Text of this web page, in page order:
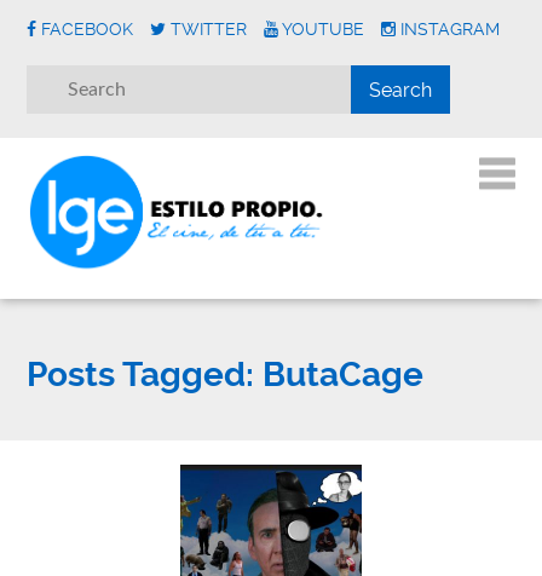
FACEBOOK TWITTER YOUTUBE INSTAGRAM
Posts Tagged: ButaCage